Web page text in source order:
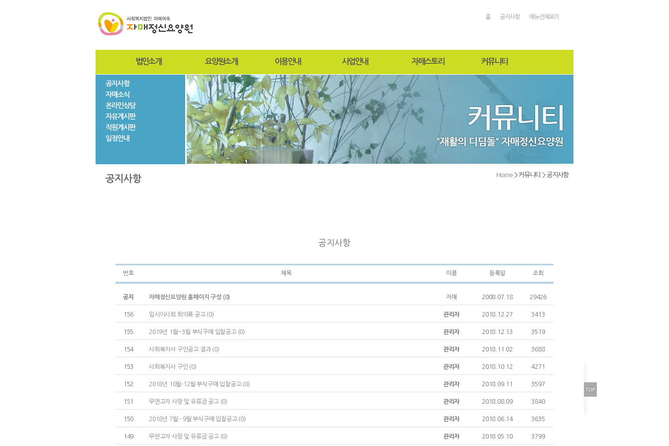
홈 공지사항 메뉴전체보기
법인소개
사진자료
법인현황
요양원소개
인사말
설립목적 및 연혁
미션과비전
조직도
시설현황
층별안내
자매둘러보기
이용안내
입퇴원절차
찾아오시는길
사회재활서비스
사업안내
연중행사
프로그램
자매스토리
원보방
커뮤니티
공지사항
자매소식
온라인상담
자유게시판
직원게시판
일정안내
공지사항
자매소식
온라인상담
자유게시판
직원게시판
일정안내
공지사항 Home > 커뮤니티 > 공지사항
공지사항
번호 제목 이름 등록일 조회
공지 자매정신요양원 홈페이지 구성 (0) 자매 2008.07.18 29426
156 임시이사회 회의록 공고 (0) 관리자 2018.12.27 3413
155 2019년 1월~3월 부식구매 입찰공고 (0) 관리자 2018.12.13 3519
154 사회복지사 구인공고 결과 (0) 관리자 2018.11.02 3688
153 사회복지사 구인 (0) 관리자 2018.10.12 4271
152 2018년 10월-12월 부식구매 입찰공고 (0) 관리자 2018.09.11 3597
151 무연고자 사망 및 유류금 공고 (0) 관리자 2018.08.09 3840
150 2018년 7월 - 9월 부식구매 입찰공고 (0) 관리자 2018.06.14 3635
149 무연고자 사망 및 유류금 공고 (0) 관리자 2018.05.10 3799